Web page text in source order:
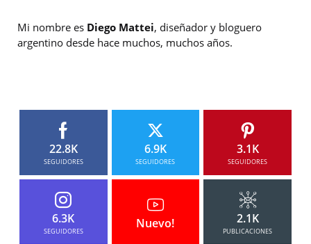
Mi nombre es Diego Mattei, diseñador y bloguero
argentino desde hace muchos, muchos años.
22.8K
SEGUIDORES
6.9K
SEGUIDORES
3.1K
SEGUIDORES
6.3K
SEGUIDORES
Nuevo! 2.1K
PUBLICACIONES